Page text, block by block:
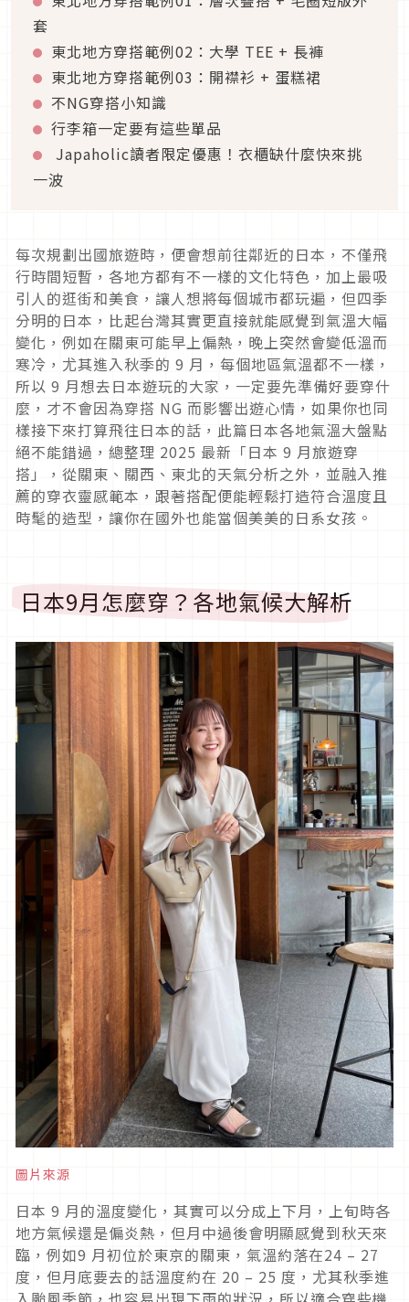
套
東北地方穿搭範例02 ：大學 TEE + 長褲
東北地方穿搭範例03 ：開襟衫 + 蛋糕裙
不NG穿搭小知識
行李箱一定要有這些單品
Japaholic讀者限定優惠！衣櫃缺什麼快來挑
一波
每次規劃出國旅遊時，便會想前往鄰近的日本，不僅飛
行時間短暫，各地方都有不一樣的文化特色，加上最吸
引人的逛街和美食，讓人想將每個城市都玩遍，但四季
分明的日本，比起台灣其實更直接就能感覺到氣溫大幅
變化，例如在關東可能早上偏熱，晚上突然會變低溫而
寒冷，尤其進入秋季的 9 月，每個地區氣溫都不一樣，
所以 9 月想去日本遊玩的大家，一定要先準備好要穿什
麼，才不會因為穿搭 NG 而影響出遊心情，如果你也同
樣接下來打算飛往日本的話，此篇日本各地氣溫大盤點
絕不能錯過，總整理 2025 最新「日本 9 月旅遊穿
搭」，從關東、關西、東北的天氣分析之外，並融入推
薦的穿衣靈感範本，跟著搭配便能輕鬆打造符合溫度且
時髦的造型，讓你在國外也能當個美美的日系女孩。
日本9月怎麼穿？各地氣候大解析
圖片來源
日本 9 月的溫度變化，其實可以分成上下月，上旬時各
地方氣候還是偏炎熱，但月中過後會明顯感覺到秋天來
臨，例如9 月初位於東京的關東，氣溫約落在24 – 27
度，但月底要去的話溫度約在 20 – 25 度，尤其秋季進